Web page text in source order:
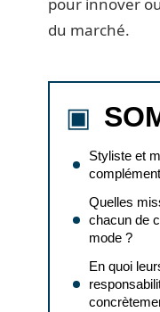
du marché.
Styliste et
Quelles
chacun de
mode ?
En quoi